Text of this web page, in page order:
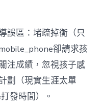
誤區：堵疏掉衡（只
卻請求孩
注成績，忽視孩子感
劃（現實生涯太單
發時間）。